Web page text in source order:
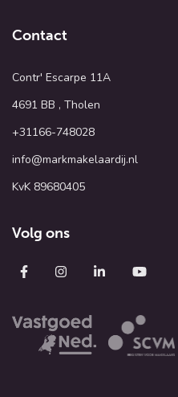
Contact
Contr' Escarpe 11A
4691 BB , Tholen
+31166-748028
info@markmakelaardij.nl
KvK 89680405
Volg ons